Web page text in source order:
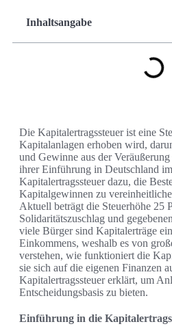
Inhaltsangabe
Die Kapitalertragssteuer ist eine
Kapitalanlagen erhoben wird,
und Gewinne aus der
ihrer Einführung in Deutschland
Kapitalertragssteuer dazu, die
Kapitalgewinnen zu
Aktuell beträgt die Steuerhöhe 25
Solidaritätszuschlag und
viele Bürger sind Kapitalerträge
Einkommens, weshalb es von
verstehen, wie funktioniert die
sie sich auf die eigenen Finanzen
Kapitalertragssteuer erklärt, um
Entscheidungsbasis zu bieten.
Einführung in die